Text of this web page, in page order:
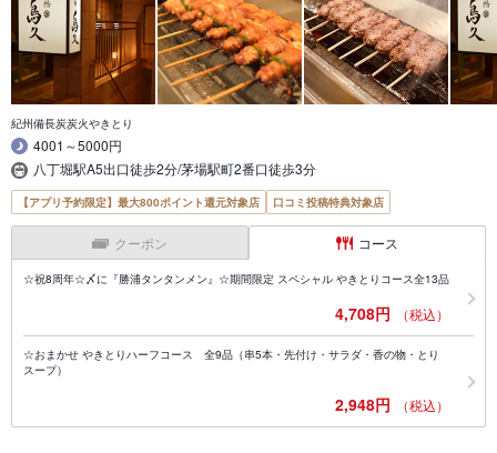
紀州備長炭炭火やきとり
4001～5000円
八丁堀駅A5出口徒歩2分/茅場駅町2番口徒歩3分
【アプリ予約限定】最大800ポイント還元対象店 口コミ投稿特典対象店
クーポン コース
☆祝8周年☆〆に『勝浦タンタンメン』☆期間限定 スペシャル やきとりコース全13品
4,708円 （税込）
☆おまかせ やきとりハーフコース 全9品（串5本・先付け・サラダ・香の物・とり
スープ）
2,948円 （税込）